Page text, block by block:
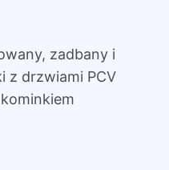
zadbany i
z drzwiami PCV